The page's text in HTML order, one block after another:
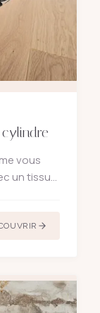
cylindre
vous
un tissu